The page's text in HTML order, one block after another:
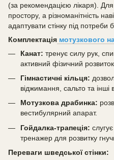
(за рекомендацією лікаря).
простору, а різноманітність
адаптувати стінку під потреби
Комплектація мотузкового
Канат: тренує силу рук,
активний фізичний розвиток.
Гімнастичні кільця:
віджимання, сальто та інші
Мотузкова драбинка:
вестибулярний апарат.
Гойдалка-трапеція:
тренажер для розвитку
Переваги шведської стінки: